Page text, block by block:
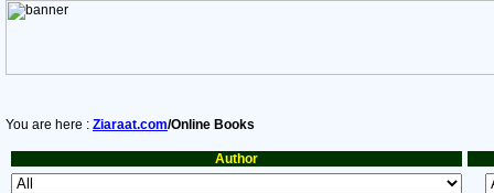
You are here : Ziaraat.com/Online Books
Author